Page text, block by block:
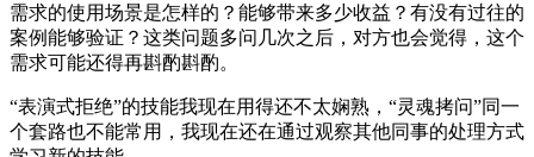
需求的使用场景是怎样的？能够带来多少收益？有没有过往的
案例能够验证？这类问题多问几次之后，对方也会觉得，这个
需求可能还得再斟酌斟酌。
“表演式拒绝”的技能我现在用得还不太娴熟，“灵魂拷问”同一
个套路也不能常用，我现在还在通过观察其他同事的处理方式